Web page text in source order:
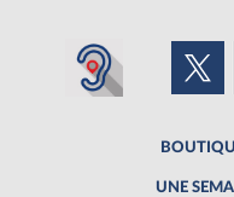
UNE